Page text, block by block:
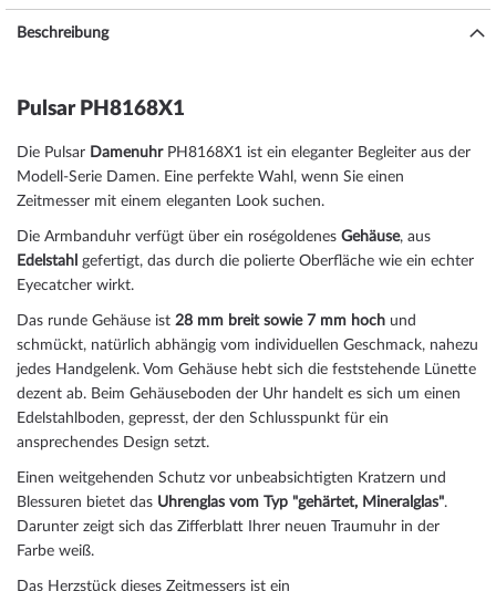
Beschreibung
Pulsar PH8168X1
Die Pulsar DamenuhrPH8168X1 ist ein eleganter Begleiter aus der
Modell-Serie Damen. Eine perfekte Wahl, wenn Sie einen
Zeitmesser mit einem eleganten Look suchen.
Die Armbanduhr verfügt über ein roségoldenes Gehäuse, aus
Edelstahl gefertigt, das durch die polierte Oberfläche wie ein echter
Eyecatcher wirkt.
Das runde Gehäuse ist 28 mm breit sowie 7 mm hoch und
schmückt, natürlich abhängig vom individuellen Geschmack, nahezu
jedes Handgelenk. Vom Gehäuse hebt sich die feststehende Lünette
dezent ab. Beim Gehäuseboden der Uhr handelt es sich um einen
Edelstahlboden, gepresst, der den Schlusspunkt für ein
ansprechendes Design setzt.
Einen weitgehenden Schutz vor unbeabsichtigten Kratzern und
Blessuren bietet das Uhrenglas vom Typ "gehärtet, Mineralglas".
Darunter zeigt sich das Zifferblatt Ihrer neuen Traumuhr in der
Farbe weiß.
Das Herzstück dieses Zeitmessers ist ein